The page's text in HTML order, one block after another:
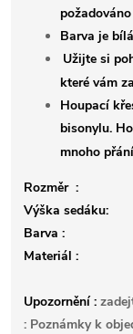
Barva je
Užijte si
které vám
Houpací
bisonylu.
mnoho
Rozměr :
Výška sedáku:
Barva :
Materiál :
Upozornění :
: Poznámky k